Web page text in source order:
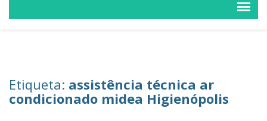
Etiqueta: assistência técnica ar
condicionado midea Higienópolis